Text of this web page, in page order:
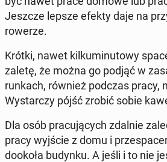
Jeszcze lepsze efekty daje na
rowerze.
Krótki, nawet kil­ku­mi­nu­to­wy
zaletę, że można go podjąć w
run­kach, również podczas pracy,
Wy­star­czy pójść zrobić sobie
Dla osób pra­cu­ją­cych zdalnie
pracy wyjście z domu i
dookoła budynku. A jeśli i to nie